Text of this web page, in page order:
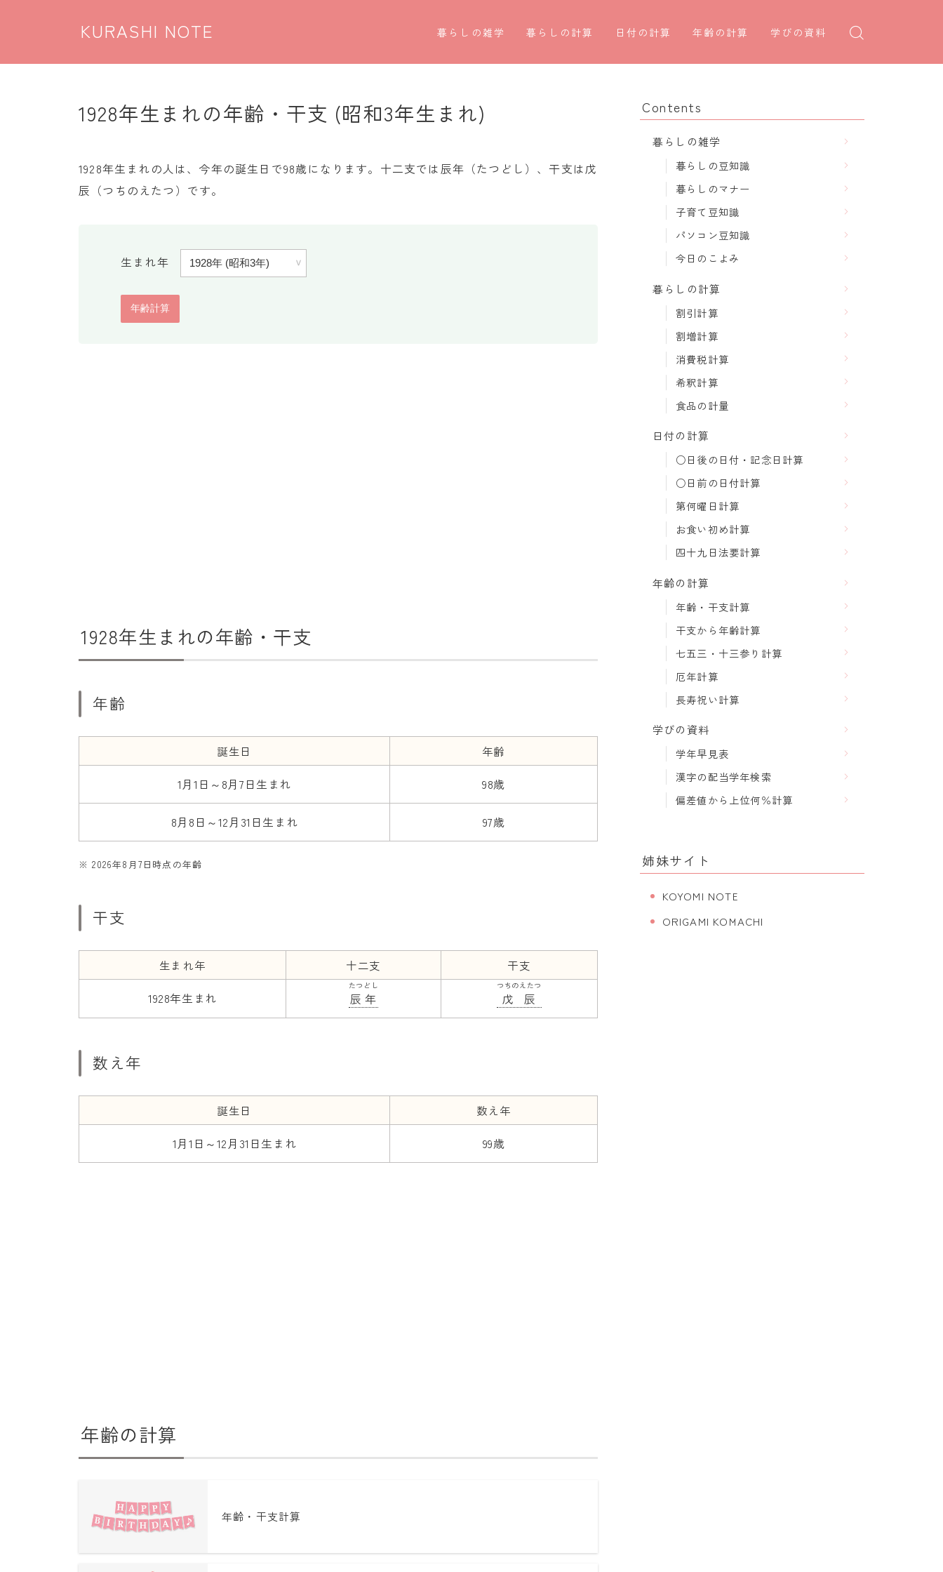
KURASHI NOTE 暮らしの雑学
暮らしの豆知識
子育て豆知識
暮らしの計算
割引計算
日付の計算
○日後の日付・記念日計算
四十九日法要計算
年齢の計算
年齢・干支計算
長寿祝い計算
学びの資料
学年早見表
1928年生まれの年齢・干支 (昭和3年生まれ)
1928年生まれの人は、今年の誕生日で98歳になります。十二支では辰年（たつどし）、干支は戊
辰（つちのえたつ）です。
生まれ年
1928年生まれの年齢・干支
年齢
誕生日 年齢
1月1日～8月7日生まれ 98歳
8月8日～12月31日生まれ 97歳
※ 2026年8月7日時点の年齢
干支
生まれ年 十二支 干支
1928年生まれ 辰年
たつどし
戊辰
つちのえたつ
数え年
誕生日 数え年
1月1日～12月31日生まれ 99歳
年齢の計算
年齢・干支計算
Contents
暮らしの雑学
暮らしの豆知識
暮らしのマナー
子育て豆知識
パソコン豆知識
今日のこよみ
暮らしの計算
割引計算
割増計算
消費税計算
希釈計算
食品の計量
日付の計算
○日後の日付・記念日計算
○日前の日付計算
第何曜日計算
お食い初め計算
四十九日法要計算
年齢の計算
年齢・干支計算
干支から年齢計算
七五三・十三参り計算
厄年計算
長寿祝い計算
学びの資料
学年早見表
漢字の配当学年検索
偏差値から上位何％計算
姉妹サイト
KOYOMI NOTE
ORIGAMI KOMACHI